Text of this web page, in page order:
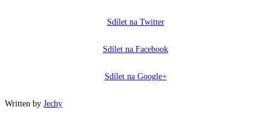
Sdílet na Twitter
Sdílet na Facebook
Sdílet na Google+
Written by Jechy